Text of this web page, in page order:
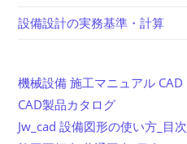
設備設計の実務基準・計算
機械設備 施工マニュアル CAD
CAD製品カタログ
Jw_cad 設備図形の使い方_目次